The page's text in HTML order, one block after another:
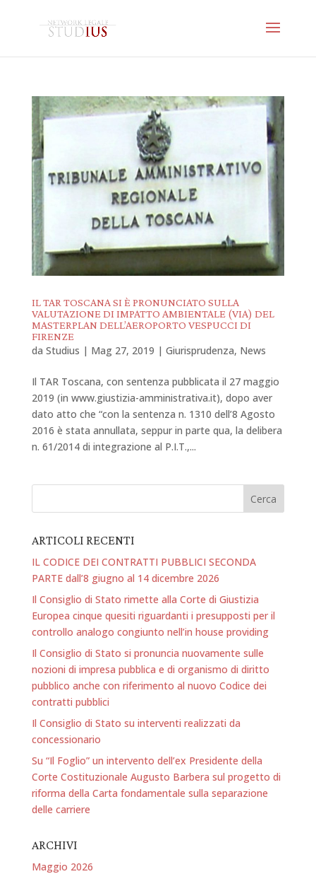
IL TAR TOSCANA SI È PRONUNCIATO SULLA
VALUTAZIONE DI IMPATTO AMBIENTALE (VIA) DEL
MASTERPLAN DELL’AEROPORTO VESPUCCI DI
FIRENZE
da Studius | Mag 27, 2019 | Giurisprudenza, News
Il TAR Toscana, con sentenza pubblicata il 27 maggio
2019 (in www.giustizia-amministrativa.it), dopo aver
dato atto che “con la sentenza n. 1310 dell’8 Agosto
2016 è stata annullata, seppur in parte qua, la delibera
n. 61/2014 di integrazione al P.I.T.,...
ARTICOLI RECENTI
IL CODICE DEI CONTRATTI PUBBLICI SECONDA
PARTE dall’8 giugno al 14 dicembre 2026
Il Consiglio di Stato rimette alla Corte di Giustizia
Europea cinque quesiti riguardanti i presupposti per il
controllo analogo congiunto nell’in house providing
Il Consiglio di Stato si pronuncia nuovamente sulle
nozioni di impresa pubblica e di organismo di diritto
pubblico anche con riferimento al nuovo Codice dei
contratti pubblici
Il Consiglio di Stato su interventi realizzati da
concessionario
Su “Il Foglio” un intervento dell’ex Presidente della
Corte Costituzionale Augusto Barbera sul progetto di
riforma della Carta fondamentale sulla separazione
delle carriere
ARCHIVI
Maggio 2026